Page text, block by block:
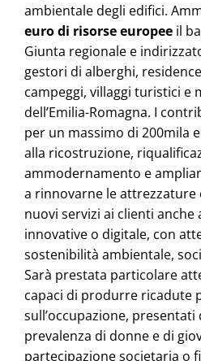
ambientale degli edifici.
eurodi risorse europee il
Giunta regionale e
gestori di alberghi,
campeggi, villaggi turistici e
dell’Emilia-Romagna. I
per un massimo di 200mila
alla ricostruzione,
ammodernamento e
a rinnovarne le
nuovi servizi ai clienti
innovative o digitale, con
sostenibilità ambientale,
Sarà prestata particolare
capaci di produrre ricadute
sull’occupazione,
prevalenza di donne e di
partecipazione societaria o